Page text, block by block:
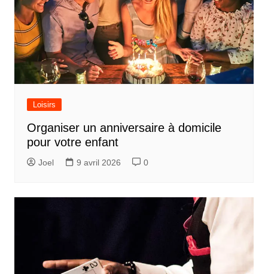
Loisirs
Organiser un anniversaire à domicile
pour votre enfant
Joel 9 avril 2026 0